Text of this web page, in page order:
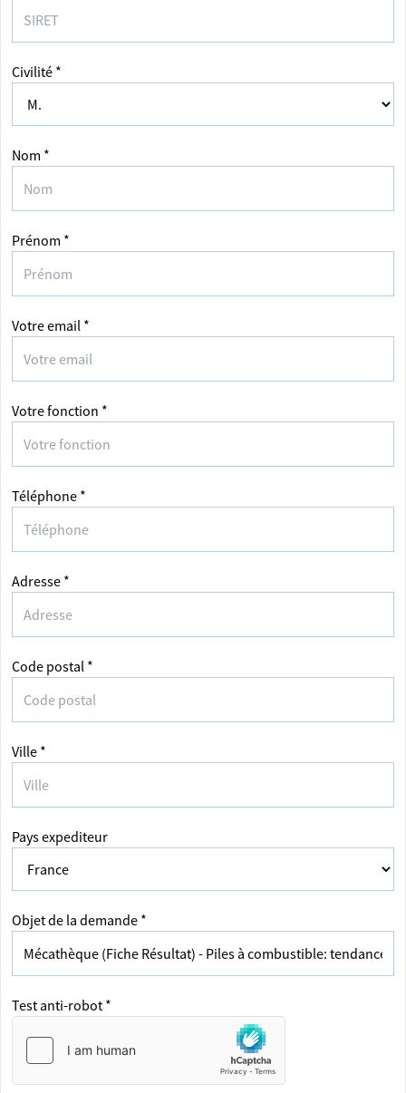
Civilité *
Nom *
Prénom *
Votre email *
Votre fonction *
Téléphone *
Adresse *
Code postal *
Ville *
Pays expediteur
Objet de la demande *
Test anti-robot *